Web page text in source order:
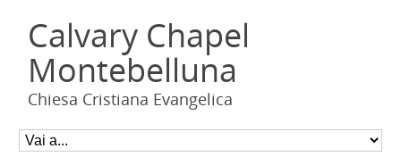
Calvary Chapel
Montebelluna
Chiesa Cristiana Evangelica